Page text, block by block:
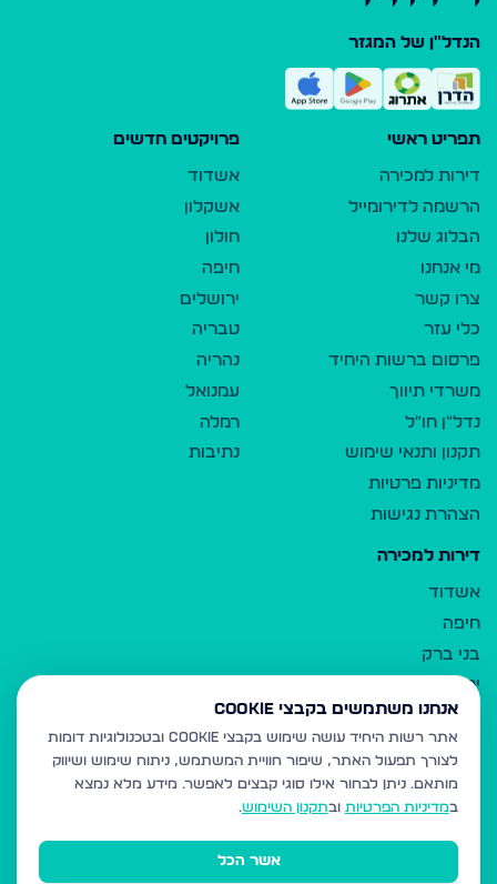
הנדל"ן של המגזר
תפריט ראשי
דירות למכירה
הרשמה לדירומייל
הבלוג שלנו
מי אנחנו
צרו קשר
כלי עזר
פרסום ברשות היחיד
משרדי תיווך
נדל"ן חו"ל
תקנון ותנאי שימוש
מדיניות פרטיות
הצהרת נגישות
פרויקטים חדשים
אשדוד
אשקלון
חולון
חיפה
ירושלים
טבריה
נהריה
עמנואל
רמלה
נתיבות
דירות למכירה
אשדוד
חיפה
בני ברק
ירושלים
אלעד
גבעת זאב
בית שמש
רכסים
מודיעין עילית
אנחנו משתמשים בקבצי Cookie
אתר רשות היחיד עושה שימוש בקבצי Cookie ובטכנולוגיות דומות
לצורך תפעול האתר, שיפור חוויית המשתמש, ניתוח שימוש ושיווק
מותאם. ניתן לבחור אילו סוגי קבצים לאפשר. מידע מלא נמצא
במדיניות הפרטיות ובתקנון השימוש.
אשר הכל